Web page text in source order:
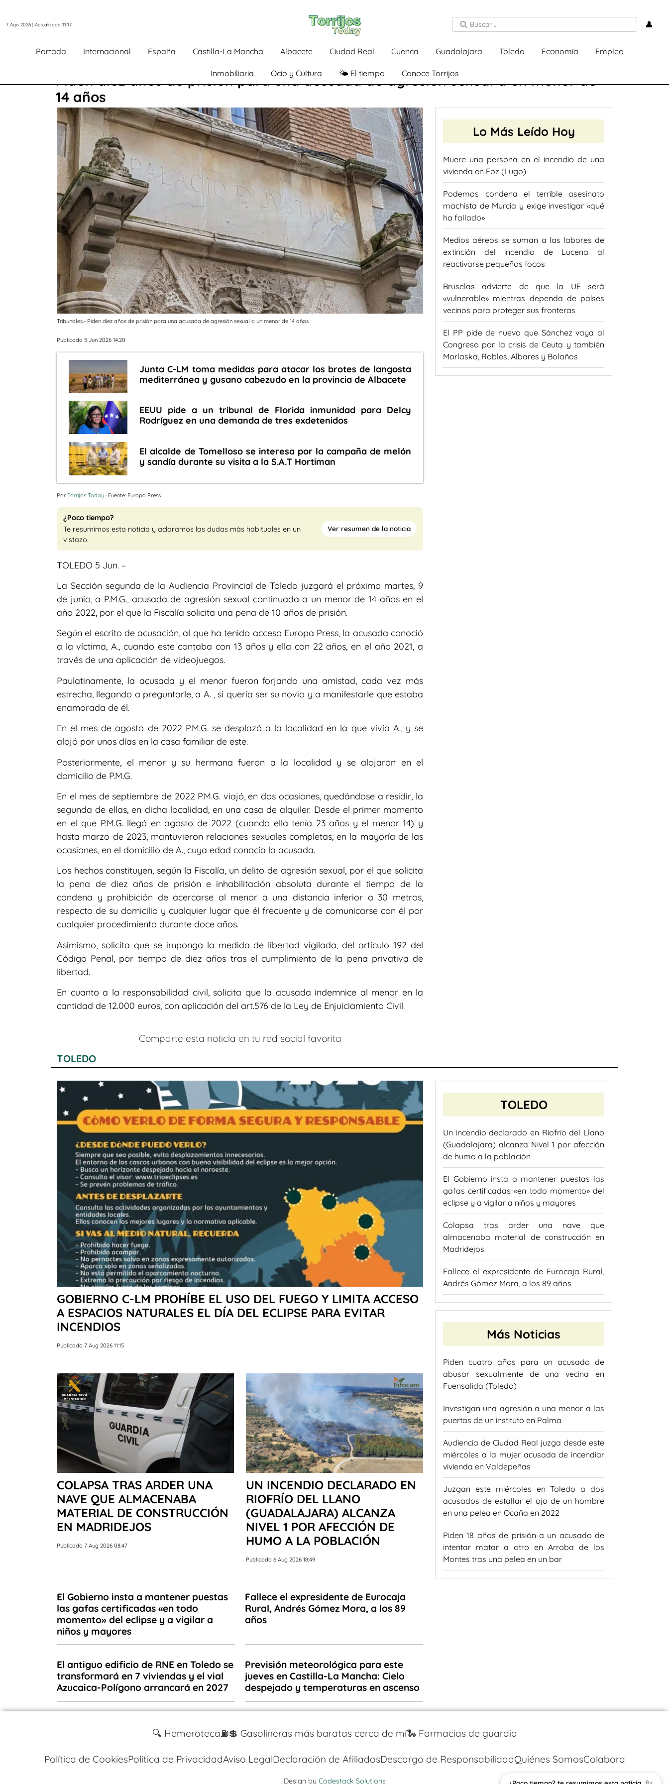
7 Ago 2026 | Actualizado 11:17 👤
Portada Internacional España Castilla-La Mancha Albacete Ciudad Real Cuenca Guadalajara Toledo Economía Empleo
Inmobiliaria Ocio y Cultura 🌤️ El tiempo Conoce Torrijos
Piden diez años de prisión para una acusada de agresión sexual a un menor de
14 años
Tribunales.- Piden diez años de prisión para una acusada de agresión sexual a un menor de 14 años
Publicado 5 Jun 2026 14:20
Junta C-LM toma medidas para atacar los brotes de langosta
mediterránea y gusano cabezudo en la provincia de Albacete
EEUU pide a un tribunal de Florida inmunidad para Delcy
Rodríguez en una demanda de tres exdetenidos
El alcalde de Tomelloso se interesa por la campaña de melón
y sandía durante su visita a la S.A.T Hortiman
Por Torrijos Today · Fuente: Europa Press
¿Poco tiempo?
Te resumimos esta noticia y aclaramos las dudas más habituales en un
vistazo.
Ver resumen de la noticia
TOLEDO 5 Jun. –
La Sección segunda de la Audiencia Provincial de Toledo juzgará el próximo martes, 9
de junio, a P.M.G., acusada de agresión sexual continuada a un menor de 14 años en el
año 2022, por el que la Fiscalía solicita una pena de 10 años de prisión.
Según el escrito de acusación, al que ha tenido acceso Europa Press, la acusada conoció
a la víctima, A., cuando este contaba con 13 años y ella con 22 años, en el año 2021, a
través de una aplicación de videojuegos.
Paulatinamente, la acusada y el menor fueron forjando una amistad, cada vez más
estrecha, llegando a preguntarle, a A. , si quería ser su novio y a manifestarle que estaba
enamorada de él.
En el mes de agosto de 2022 P.M.G. se desplazó a la localidad en la que vivía A., y se
alojó por unos días en la casa familiar de este.
Posteriormente, el menor y su hermana fueron a la localidad y se alojaron en el
domicilio de P.M.G.
En el mes de septiembre de 2022 P.M.G. viajó, en dos ocasiones, quedándose a residir, la
segunda de ellas, en dicha localidad, en una casa de alquiler. Desde el primer momento
en el que P.M.G. llegó en agosto de 2022 (cuando ella tenía 23 años y el menor 14) y
hasta marzo de 2023, mantuvieron relaciones sexuales completas, en la mayoría de las
ocasiones, en el domicilio de A., cuya edad conocía la acusada.
Los hechos constituyen, según la Fiscalía, un delito de agresión sexual, por el que solicita
la pena de diez años de prisión e inhabilitación absoluta durante el tiempo de la
condena y prohibición de acercarse al menor a una distancia inferior a 30 metros,
respecto de su domicilio y cualquier lugar que él frecuente y de comunicarse con él por
cualquier procedimiento durante doce años.
Asimismo, solicita que se imponga la medida de libertad vigilada, del artículo 192 del
Código Penal, por tiempo de diez años tras el cumplimiento de la pena privativa de
libertad.
En cuanto a la responsabilidad civil, solicita que la acusada indemnice al menor en la
cantidad de 12.000 euros, con aplicación del art.576 de la Ley de Enjuiciamiento Civil.
Comparte esta noticia en tu red social favorita
Lo Más Leído Hoy
Muere una persona en el incendio de una
vivienda en Foz (Lugo)
Podemos condena el terrible asesinato
machista de Murcia y exige investigar «qué
ha fallado»
Medios aéreos se suman a las labores de
extinción del incendio de Lucena al
reactivarse pequeños focos
Bruselas advierte de que la UE será
«vulnerable» mientras dependa de países
vecinos para proteger sus fronteras
El PP pide de nuevo que Sánchez vaya al
Congreso por la crisis de Ceuta y también
Marlaska, Robles, Albares y Bolaños
TOLEDO
GOBIERNO C-LM PROHÍBE EL USO DEL FUEGO Y LIMITA ACCESO
A ESPACIOS NATURALES EL DÍA DEL ECLIPSE PARA EVITAR
INCENDIOS
Publicado 7 Aug 2026 11:15
COLAPSA TRAS ARDER UNA
NAVE QUE ALMACENABA
MATERIAL DE CONSTRUCCIÓN
EN MADRIDEJOS
Publicado 7 Aug 2026 08:47
UN INCENDIO DECLARADO EN
RIOFRÍO DEL LLANO
(GUADALAJARA) ALCANZA
NIVEL 1 POR AFECCIÓN DE
HUMO A LA POBLACIÓN
Publicado 6 Aug 2026 18:49
El Gobierno insta a mantener puestas
las gafas certificadas «en todo
momento» del eclipse y a vigilar a
niños y mayores
Fallece el expresidente de Eurocaja
Rural, Andrés Gómez Mora, a los 89
años
El antiguo edificio de RNE en Toledo se
transformará en 7 viviendas y el vial
Azucaica-Polígono arrancará en 2027
Previsión meteorológica para este
jueves en Castilla-La Mancha: Cielo
despejado y temperaturas en ascenso
TOLEDO
Un incendio declarado en Riofrío del Llano
(Guadalajara) alcanza Nivel 1 por afección
de humo a la población
El Gobierno insta a mantener puestas las
gafas certificadas «en todo momento» del
eclipse y a vigilar a niños y mayores
Colapsa tras arder una nave que
almacenaba material de construcción en
Madridejos
Fallece el expresidente de Eurocaja Rural,
Andrés Gómez Mora, a los 89 años
Más Noticias
Piden cuatro años para un acusado de
abusar sexualmente de una vecina en
Fuensalida (Toledo)
Investigan una agresión a una menor a las
puertas de un instituto en Palma
Audiencia de Ciudad Real juzga desde este
miércoles a la mujer acusada de incendiar
vivienda en Valdepeñas
Juzgan este miércoles en Toledo a dos
acusados de estallar el ojo de un hombre
en una pelea en Ocaña en 2022
Piden 18 años de prisión a un acusado de
intentar matar a otro en Arroba de los
Montes tras una pelea en un bar
🔍 Hemeroteca⛽️💲 Gasolineras más baratas cerca de mí🐍 Farmacias de guardia
Política de CookiesPolítica de PrivacidadAviso LegalDeclaración de AfiliadosDescargo de ResponsabilidadQuiénes SomosColabora
Design by Codestack Solutions